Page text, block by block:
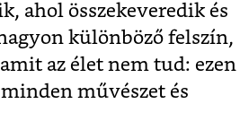
ahol összekeveredik és
különböző felszín,
az élet nem tud: ezen
művészet és